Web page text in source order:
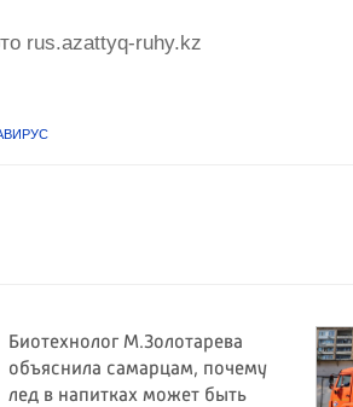
rus.azattyq-ruhy.kz
Биотехнолог М.Золотарева
объяснила самарцам, почему
лед в напитках может быть